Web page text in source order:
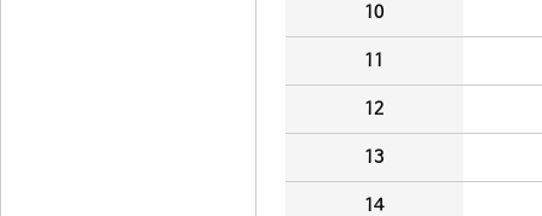
10
11
12
13
14